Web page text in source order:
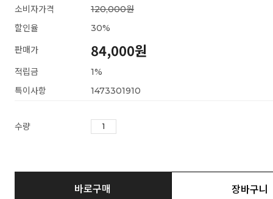
소비자가격
120,000원
할인율
30%
판매가
84,000원
적립금
1%
특이사항
1473301910
수량
바로구매 장바구니